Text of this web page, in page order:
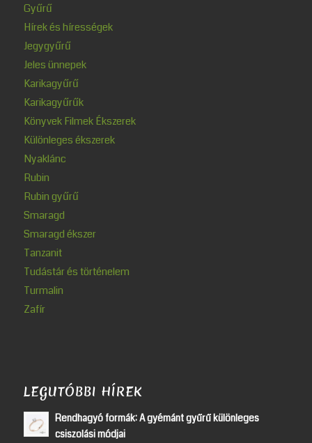
Gyűrű
Hírek és hírességek
Jegygyűrű
Jeles ünnepek
Karikagyűrű
Karikagyűrűk
Könyvek Filmek Ékszerek
Különleges ékszerek
Nyaklánc
Rubin
Rubin gyűrű
Smaragd
Smaragd ékszer
Tanzanit
Tudástár és történelem
Turmalin
Zafír
LEGUTÓBBI HÍREK
Rendhagyó formák: A gyémánt gyűrű különleges
csiszolási módjai